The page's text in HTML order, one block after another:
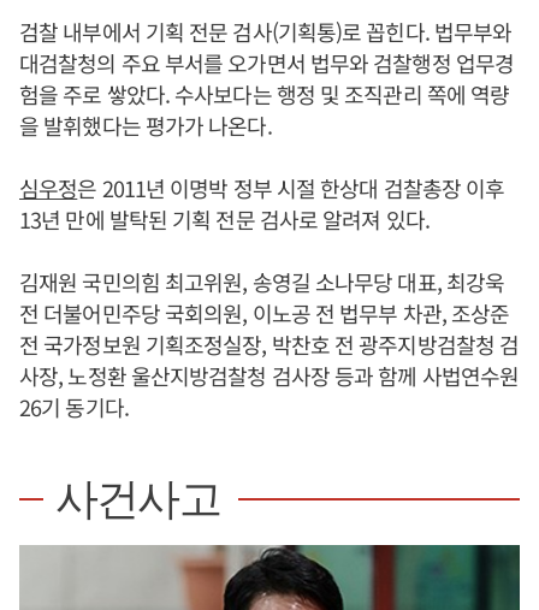
검찰 내부에서 기획 전문 검사(기획통)로 꼽힌다. 법무부와
대검찰청의 주요 부서를 오가면서 법무와 검찰행정 업무경
험을 주로 쌓았다. 수사보다는 행정 및 조직관리 쪽에 역량
을 발휘했다는 평가가 나온다.
심우정은 2011년 이명박 정부 시절 한상대 검찰총장 이후
13년 만에 발탁된 기획 전문 검사로 알려져 있다.
김재원 국민의힘 최고위원, 송영길 소나무당 대표, 최강욱
전 더불어민주당 국회의원, 이노공 전 법무부 차관, 조상준
전 국가정보원 기획조정실장, 박찬호 전 광주지방검찰청 검
사장, 노정환 울산지방검찰청 검사장 등과 함께 사법연수원
26기 동기다.
사건사고